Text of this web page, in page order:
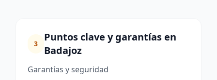
3
Puntos clave y garantías en
Badajoz
Garantías y seguridad